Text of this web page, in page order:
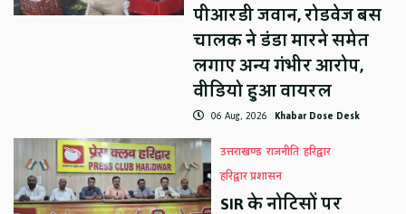
पीआरडी जवान, रोडवेज बस
चालक ने डंडा मारने समेत
लगाए अन्य गंभीर आरोप,
वीडियो हुआ वायरल
06 Aug, 2026 Khabar Dose Desk
उत्तराखण्ड राजनीति हरिद्वार
हरिद्वार प्रशासन
SIR के नोटिसों पर